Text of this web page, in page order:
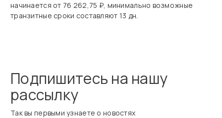
начинается от 76 262,75 ₽, минимально возможные
транзитные сроки составляют 13 дн.
Подпишитесь на нашу
рассылку
Так вы первыми узнаете о новостях